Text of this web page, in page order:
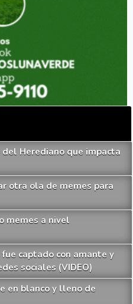
Herediano que impacta
otra ola de memes para
memes a nivel
captado con amante y
sociales (VIDEO)
en blanco y lleno de